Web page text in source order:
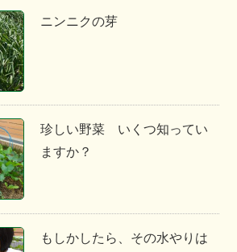
ニンニクの芽
珍しい野菜 いくつ知ってい
ますか？
もしかしたら、その水やりは